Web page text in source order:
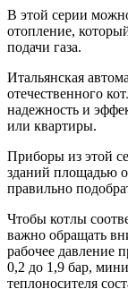
В этой серии
отопление,
подачи газа.
Итальянская
отечественного
надежность и
или квартиры.
Приборы из этой
зданий площадью
правильно
Чтобы котлы
важно обращать
рабочее давление
0,2 до 1,9 бар,
теплоносителя